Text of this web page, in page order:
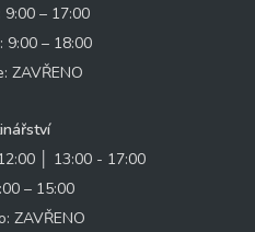
9:00 – 17:00
9:00 – 18:00
ZAVŘENO
│ 13:00 - 17:00
– 15:00
ZAVŘENO